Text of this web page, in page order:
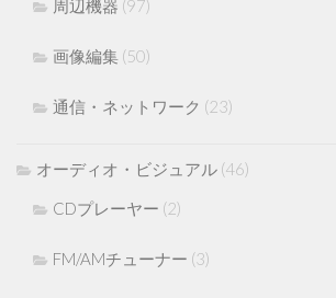
周辺機器 (97)
画像編集 (50)
通信・ネットワーク (23)
オーディオ・ビジュアル (46)
CDプレーヤー (2)
FM/AMチューナー (3)